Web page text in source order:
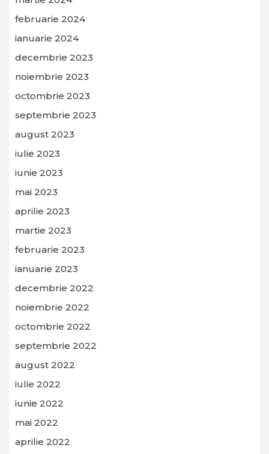
februarie 2024
ianuarie 2024
decembrie 2023
noiembrie 2023
octombrie 2023
septembrie 2023
august 2023
iulie 2023
iunie 2023
mai 2023
aprilie 2023
martie 2023
februarie 2023
ianuarie 2023
decembrie 2022
noiembrie 2022
octombrie 2022
septembrie 2022
august 2022
iulie 2022
iunie 2022
mai 2022
aprilie 2022